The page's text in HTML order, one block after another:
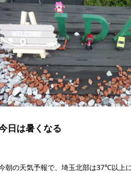
日は暑くなる
朝の天気予報で、埼玉北部は37℃以上